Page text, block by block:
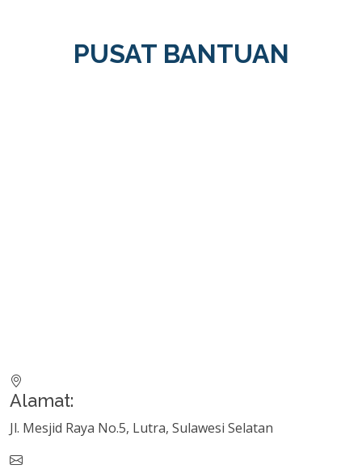
PUSAT BANTUAN
Alamat:
Jl. Mesjid Raya No.5, Lutra, Sulawesi Selatan